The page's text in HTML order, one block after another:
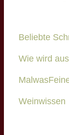
Beliebte
Wie wird
Weinwissen